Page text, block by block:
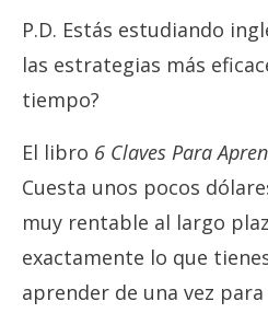
P.D. Estás estudiando
las estrategias más
tiempo?
El libro 6 Claves Para
Cuesta unos pocos
muy rentable al largo
exactamente lo que
aprender de una vez